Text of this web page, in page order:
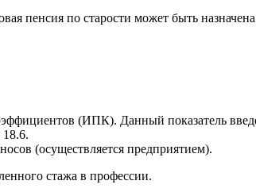
пенсия по старости может быть
(ИПК). Данный показатель
18.6.
(осуществляется предприятием).
стажа в профессии.